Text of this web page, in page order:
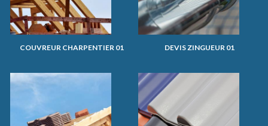
COUVREUR CHARPENTIER 01 DEVIS ZINGUEUR 01